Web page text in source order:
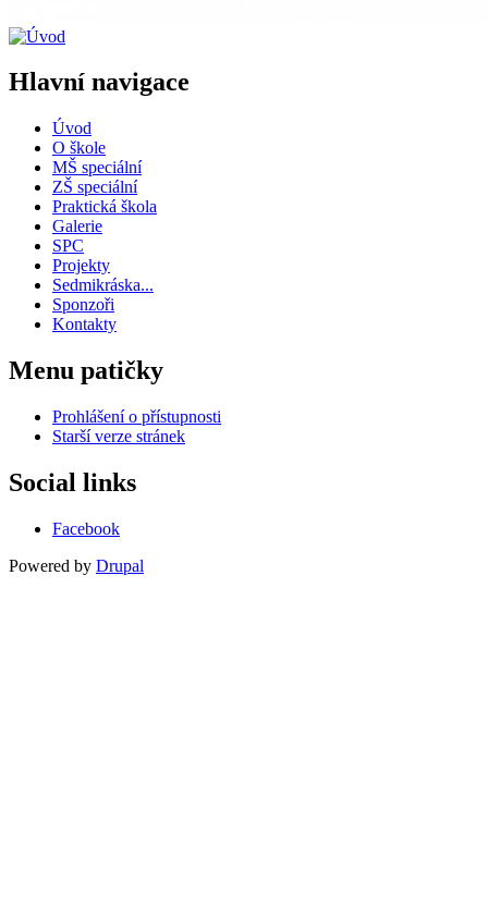
Hlavní navigace
Úvod
O škole
MŠ speciální
ZŠ speciální
Praktická škola
Galerie
SPC
Projekty
Sedmikráska...
Sponzoři
Kontakty
Menu patičky
Prohlášení o přístupnosti
Starší verze stránek
Social links
Facebook
Powered by Drupal